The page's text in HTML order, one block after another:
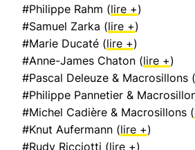
#Philippe Rahm (lire +)
#Samuel Zarka (lire +)
#Marie Ducaté (lire +)
#Anne-James Chaton (lire +)
#Pascal Deleuze & Macrosillons (
#Philippe Pannetier &
#Michel Cadière & Macrosillons (
#Knut Aufermann (lire +)
#Rudy Ricciotti (lire +)